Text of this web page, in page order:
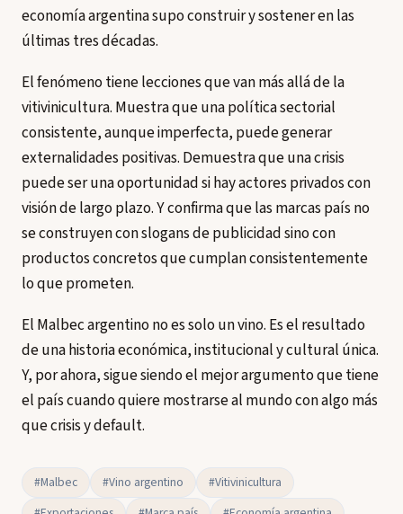
economía argentina supo construir y sostener en las
últimas tres décadas.
El fenómeno tiene lecciones que van más allá de la
vitivinicultura. Muestra que una política sectorial
consistente, aunque imperfecta, puede generar
externalidades positivas. Demuestra que una crisis
puede ser una oportunidad si hay actores privados con
visión de largo plazo. Y confirma que las marcas país no
se construyen con slogans de publicidad sino con
productos concretos que cumplan consistentemente
lo que prometen.
El Malbec argentino no es solo un vino. Es el resultado
de una historia económica, institucional y cultural única.
Y, por ahora, sigue siendo el mejor argumento que tiene
el país cuando quiere mostrarse al mundo con algo más
que crisis y default.
#Malbec #Vino argentino
#Vitivinicultura